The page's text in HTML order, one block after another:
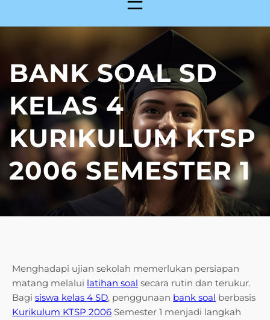
BANK SOAL SD
KELAS 4
KURIKULUM KTSP
2006 SEMESTER 1
Menghadapi ujian sekolah memerlukan persiapan
matang melalui latihan soal secara rutin dan terukur.
Bagi siswa kelas 4 SD, penggunaan bank soal berbasis
Kurikulum KTSP 2006 Semester 1 menjadi langkah